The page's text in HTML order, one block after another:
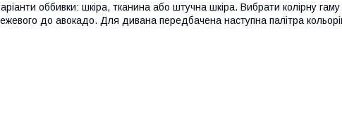
оббивки: шкіра, тканина або штучна шкіра. Вибрати колірну гаму
до авокадо. Для дивана передбачена наступна палітра